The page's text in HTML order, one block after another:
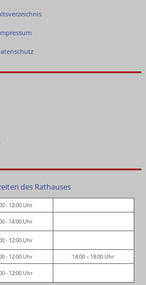
des Rathauses
- 12:00 Uhr
- 14:00 Uhr
- 12:00 Uhr
- 12:00 Uhr 14:00 – 18:00 Uhr
- 12:00 Uhr